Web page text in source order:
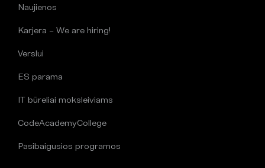
Naujienos
Karjera – We are hiring!
Verslui
ES parama
IT būreliai moksleiviams
CodeAcademyCollege
Pasibaigusios programos